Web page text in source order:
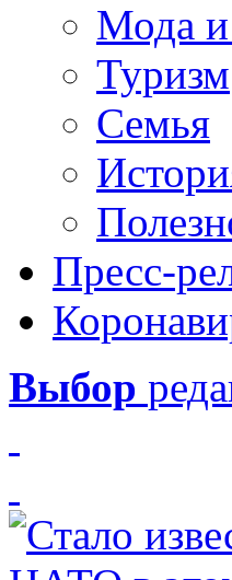
Мода и
Туризм
Семья
Пресс-
Выбор